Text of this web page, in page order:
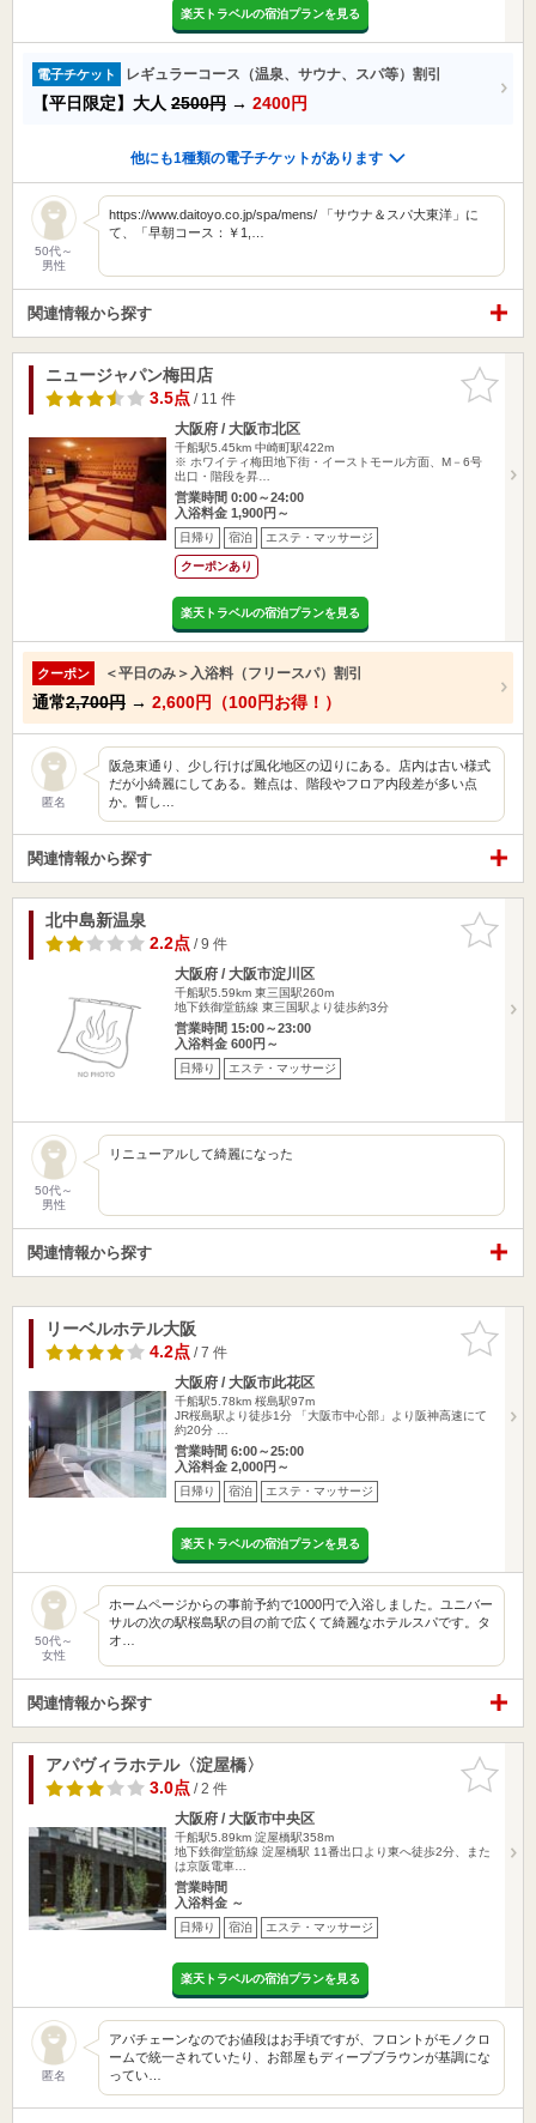
楽天トラベルの宿泊プランを見る
電子チケット レギュラーコース（温泉、サウナ、スパ等）割引
【平日限定】大人 2500円 → 2400円
他にも1種類の電子チケットがあります
50代～
男性
https://www.daitoyo.co.jp/spa/mens/ 「サウナ＆スパ大東洋」に
て、「早朝コース：￥1,…
関連情報から探す
お気に入
りに追加
ニュージャパン梅田店
3.5点/ 11 件
大阪府 / 大阪市北区
千船駅5.45km 中崎町駅422m
※ ホワイティ梅田地下街・イーストモール方面、M－6号
出口・階段を昇…
営業時間 0:00～24:00
入浴料金 1,900円～
日帰り 宿泊 エステ・マッサージ
クーポンあり
楽天トラベルの宿泊プランを見る
クーポン ＜平日のみ＞入浴料（フリースパ）割引
通常2,700円 → 2,600円（100円お得！）
匿名
阪急東通り、少し行けば風化地区の辺りにある。店内は古い様式
だが小綺麗にしてある。難点は、階段やフロア内段差が多い点
か。暫し…
関連情報から探す
お気に入
りに追加
北中島新温泉
2.2点/ 9 件
大阪府 / 大阪市淀川区
千船駅5.59km 東三国駅260m
地下鉄御堂筋線 東三国駅より徒歩約3分
営業時間 15:00～23:00
入浴料金 600円～
日帰り エステ・マッサージ
50代～
男性
リニューアルして綺麗になった
関連情報から探す
お気に入
りに追加
リーベルホテル大阪
4.2点/ 7 件
大阪府 / 大阪市此花区
千船駅5.78km 桜島駅97m
JR桜島駅より徒歩1分 「大阪市中心部」より阪神高速にて
約20分 …
営業時間 6:00～25:00
入浴料金 2,000円～
日帰り 宿泊 エステ・マッサージ
楽天トラベルの宿泊プランを見る
50代～
女性
ホームページからの事前予約で1000円で入浴しました。ユニバー
サルの次の駅桜島駅の目の前で広くて綺麗なホテルスパです。タ
オ…
関連情報から探す
お気に入
りに追加
アパヴィラホテル〈淀屋橋〉
3.0点/ 2 件
大阪府 / 大阪市中央区
千船駅5.89km 淀屋橋駅358m
地下鉄御堂筋線 淀屋橋駅 11番出口より東へ徒歩2分、また
は京阪電車…
営業時間
入浴料金 ～
日帰り 宿泊 エステ・マッサージ
楽天トラベルの宿泊プランを見る
匿名
アパチェーンなのでお値段はお手頃ですが、フロントがモノクロ
ームで統一されていたり、お部屋もディープブラウンが基調にな
ってい…